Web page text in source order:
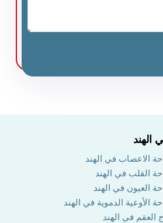
الهند
الاعصاب في الهند
القلب في الهند
العيون في الهند
الأوعية الدموية في الهند
العقم في الهند